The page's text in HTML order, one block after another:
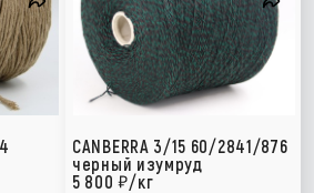
CANBERRA 3/15 60/2841/876
черный изумруд
5 800 /кг